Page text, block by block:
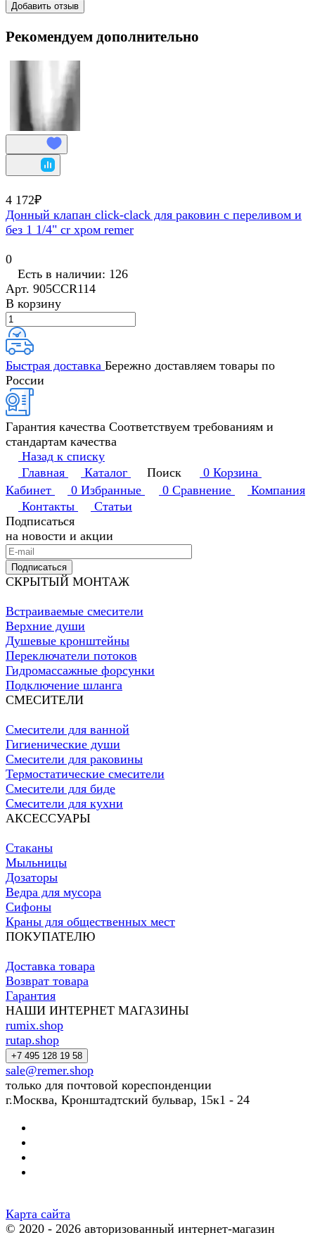
Добавить отзыв
Рекомендуем дополнительно
4 172₽
Донный клапан click-clack для раковин с переливом и
без 1 1/4" cr хром remer
0
Есть в наличии: 126
Арт. 905CCR114
В корзину
Быстрая доставка Бережно доставляем товары по
России
Гарантия качества Соответствуем требованиям и
стандартам качества
Назад к списку
Главная
Каталог Поиск 0 Корзина
Кабинет
0 Избранные 0 Сравнение
Компания
Контакты
Статьи
Подписаться
на новости и акции
Подписаться
СКРЫТЫЙ МОНТАЖ
Встраиваемые смесители
Верхние души
Душевые кронштейны
Переключатели потоков
Гидромассажные форсунки
Подключение шланга
СМЕСИТЕЛИ
Смесители для ванной
Гигиенические души
Смесители для раковины
Термостатические смесители
Смесители для биде
Смесители для кухни
АКСЕССУАРЫ
Стаканы
Мыльницы
Дозаторы
Ведра для мусора
Сифоны
Краны для общественных мест
ПОКУПАТЕЛЮ
Доставка товара
Возврат товара
Гарантия
НАШИ ИНТЕРНЕТ МАГАЗИНЫ
rumix.shop
rutap.shop
+7 495 128 19 58
sale@remer.shop
только для почтовой кореспонденции
г.Москва, Кронштадтский бульвар, 15к1 - 24
Карта сайта
© 2020 - 2026 авторизованный интернет-магазин